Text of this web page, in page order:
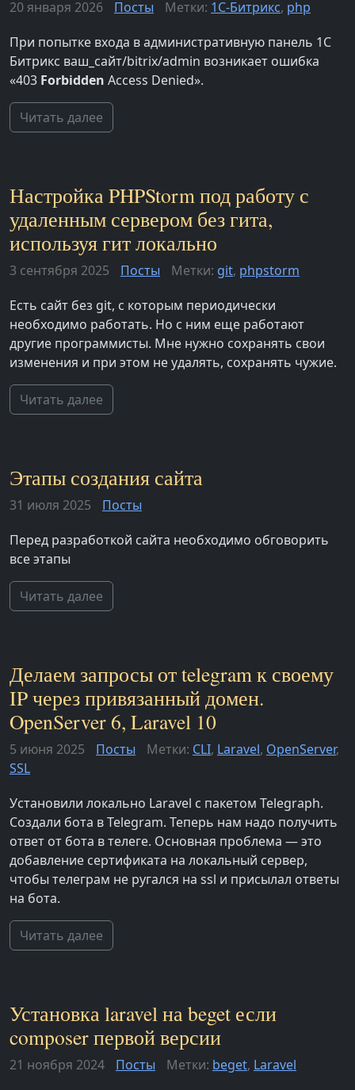
20 января 2026 Посты Метки: 1С-Битрикс, php
При попытке входа в административную панель 1С
Битрикс ваш_сайт/bitrix/admin возникает ошибка
«403 Forbidden Access Denied».
Читать далее
Настройка PHPStorm под работу с
удаленным сервером без гита,
используя гит локально
3 сентября 2025 Посты Метки: git, phpstorm
Есть сайт без git, с которым периодически
необходимо работать. Но с ним еще работают
другие программисты. Мне нужно сохранять свои
изменения и при этом не удалять, сохранять чужие.
Читать далее
Этапы создания сайта
31 июля 2025
Посты
Перед разработкой сайта необходимо обговорить
все этапы
Читать далее
Делаем запросы от telegram к своему
IP через привязанный домен.
OpenServer 6, Laravel 10
5 июня 2025 Посты Метки: CLI, Laravel, OpenServer,
SSL
Установили локально Laravel с пакетом Telegraph.
Создали бота в Telegram. Теперь нам надо получить
ответ от бота в телеге. Основная проблема — это
добавление сертификата на локальный сервер,
чтобы телеграм не ругался на ssl и присылал ответы
на бота.
Читать далее
Установка laravel на beget если
composer первой версии
21 ноября 2024 Посты Метки: beget, Laravel